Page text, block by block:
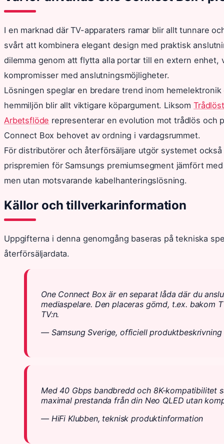
I en marknad där TV-apparaters ramar blir allt tunnare
svårt att kombinera elegant design med praktisk
dilemma genom att flytta alla portar till en extern enhet,
kompromisser med anslutningsmöjligheter.
Lösningen speglar en bredare trend inom
hemmiljön blir allt viktigare köpargument. Liksom
Arbetsflöde representerar en evolution mot trådlös och
Connect Box behovet av ordning i vardagsrummet.
För distributörer och återförsäljare utgör systemet
prispremien för Samsungs premiumsegment jämfört
men utan motsvarande kabelhanteringslösning.
Källor och tillverkarinformation
Uppgifterna i denna genomgång baseras på tekniska
återförsäljardata.
One Connect Box är en separat låda där du
mediaspelare. Den placeras gömd, t.ex. bakom
TV:n.
— Samsung Sverige, officiell produktbeskrivning
Med 40 Gbps bandbredd och 8K-kompatibilitet
maximal prestanda från din Neo QLED utan
— HiFi Klubben, teknisk produktinformation